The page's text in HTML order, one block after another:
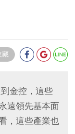
藏
金控，這些
遠領先基本面
，這些產業也